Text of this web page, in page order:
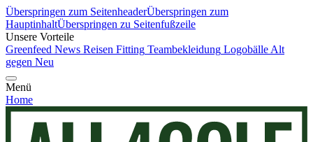
Überspringen zum SeitenheaderÜberspringen zum
HauptinhaltÜberspringen zu Seitenfußzeile
Unsere Vorteile
Greenfeed News Reisen Fitting Teambekleidung Logobälle Alt
gegen Neu
Menü
Home